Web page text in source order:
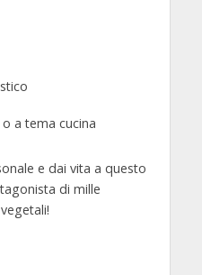
a tema cucina
e dai vita a questo
di mille